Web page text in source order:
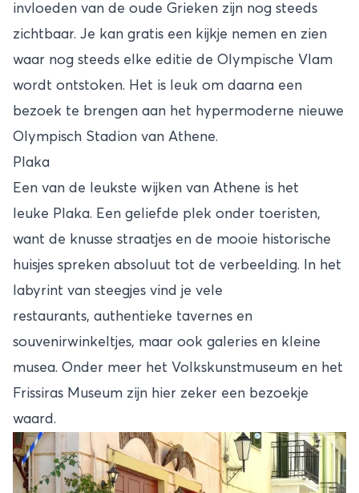
invloeden van de oude Grieken zijn nog steeds
zichtbaar. Je kan gratis een kijkje nemen en zien
waar nog steeds elke editie de Olympische Vlam
wordt ontstoken. Het is leuk om daarna een
bezoek te brengen aan het hypermoderne nieuwe
Olympisch Stadion van Athene.
Plaka
Een van de leukste wijken van Athene is het
leuke Plaka. Een geliefde plek onder toeristen,
want de knusse straatjes en de mooie historische
huisjes spreken absoluut tot de verbeelding. In het
labyrint van steegjes vind je vele
restaurants, authentieke tavernes en
souvenirwinkeltjes, maar ook galeries en kleine
musea. Onder meer het Volkskunstmuseum en het
Frissiras Museum zijn hier zeker een bezoekje
waard.